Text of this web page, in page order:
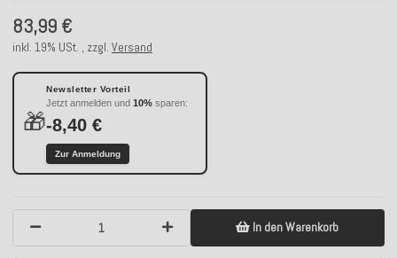
83,99 €
inkl. 19% USt. , zzgl. Versand
🎁
Newsletter Vorteil
Jetzt anmelden und 10% sparen:
-8,40 €
Zur Anmeldung
In den Warenkorb